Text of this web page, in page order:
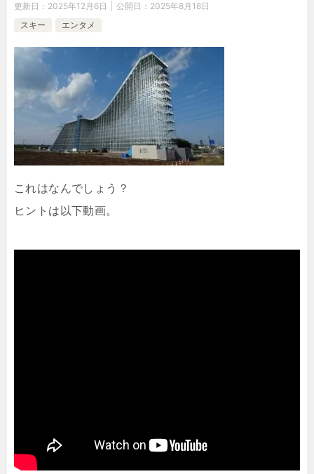
更新日： 2025年12月6日 公開日： 2025年8月18日
スキー
エンタメ
これはなんでしょう？
ヒントは以下動画。